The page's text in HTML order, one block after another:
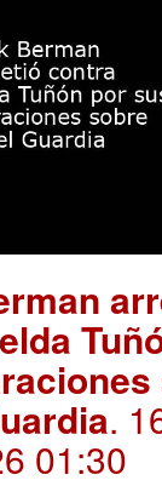
.
01:30